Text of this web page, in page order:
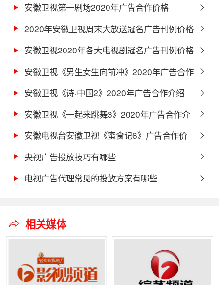
介绍
安徽卫视第一剧场2020年广告合作价格
2020年安徽卫视周末大放送冠名广告刊例价格
安徽卫视2020年各大电视剧冠名广告刊例价格
安徽卫视《男生女生向前冲》2020年广告合作
形式及价格介绍
安徽卫视《诗·中国2》2020年广告合作介绍
安徽卫视《一起来跳舞3》2020年广告合作介
绍
安徽电视台安徽卫视《蜜食记6》广告合作价
格
央视广告投放技巧有哪些
电视广告代理常见的投放方案有哪些
相关媒体